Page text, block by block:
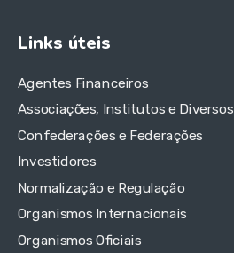
Links úteis
Agentes Financeiros
Associações, Institutos e Diversos
Confederações e Federações
Investidores
Normalização e Regulação
Organismos Internacionais
Organismos Oficiais